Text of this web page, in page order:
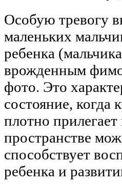
Особую тревогу
маленьких
ребенка
врожденным
фото. Это
состояние, когда
плотно
пространстве
способствует
ребенка и